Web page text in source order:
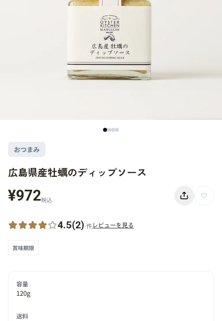
おつまみ
広島県産牡蠣のディップソース
¥972税込
4.5(2) 件レビューを見る
賞味期限
容量
120g
送料